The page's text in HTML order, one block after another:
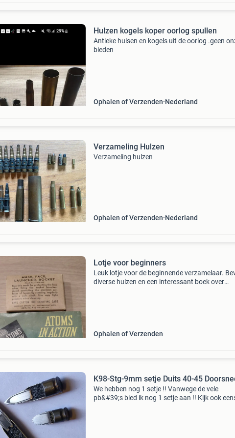
Hulzen kogels koper oorlog spullen
Antieke hulsen en kogels uit de oorlog .geen
bieden
Ophalen of Verzenden Nederland
Verzameling Hulzen
Verzameling hulzen
Ophalen of Verzenden Nederland
Lotje voor beginners
Leuk lotje voor de beginnende verzamelaar.
diverse hulzen en een interessant boek over
Ophalen of Verzenden
K98-Stg-9mm setje Duits 40-45
We hebben nog 1 setje !! Vanwege de vele
pb&#39;s bied ik nog 1 setje aan !! Kijk ook